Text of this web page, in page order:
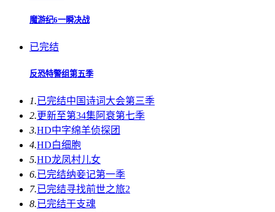
魔游纪6一瞬决战
已完结
反恐特警组第五季
1.已完结中国诗词大会第三季
2.更新至第34集阿衰第七季
3.HD中字绵羊侦探团
4.HD白细胞
5.HD龙凤村儿女
6.已完结纳妾记第一季
7.已完结寻找前世之旅2
8.已完结干支魂